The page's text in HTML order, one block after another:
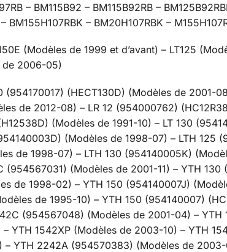
– BM115B92 – BM115B92RB –
BM155H107RBK – BM20H107RBK –
(Modèles de 1999 et d’avant) – LT125
de 2006-05)
(954170017) (HECT130D) (Modèles de 2001-
de 2012-08) – LR 12 (954000762)
(Modèles de 1991-10) – LT 130
(Modèles de 1998-07) – LTH 125
de 1998-07) – LTH 130 (954140005K)
(954567031) (Modèles de 2001-11) – YTH
de 1998-02) – YTH 150 (954140007J)
de 1995-10) – YTH 150 (954140007)
(954567048) (Modèles de 2001-04) –
YTH 1542XP (Modèles de 2003-10) – YTH
– YTH 2242A (954570383) (Modèles de